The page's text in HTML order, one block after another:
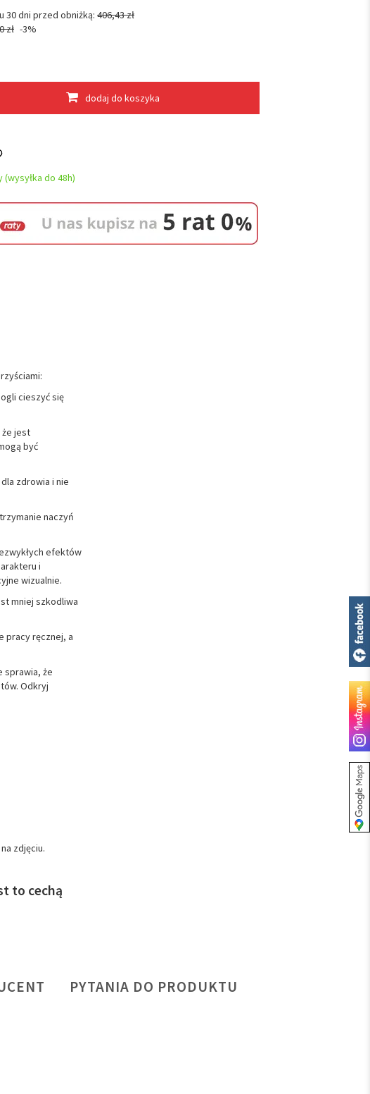
30 dni przed obniżką: 406,43 zł
zł -3%
dodaj do koszyka
(wysyłka do 48h)
cieszyć się
że jest
być
zdrowia i nie
naczyń
efektów
i
wizualnie.
mniej szkodliwa
pracy ręcznej, a
sprawia, że
Odkryj
zdjęciu.
to cechą
PYTANIA DO PRODUKTU